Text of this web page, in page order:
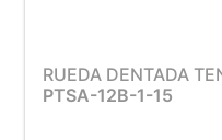
RUEDA DENTADA
PTSA-12B-1-15